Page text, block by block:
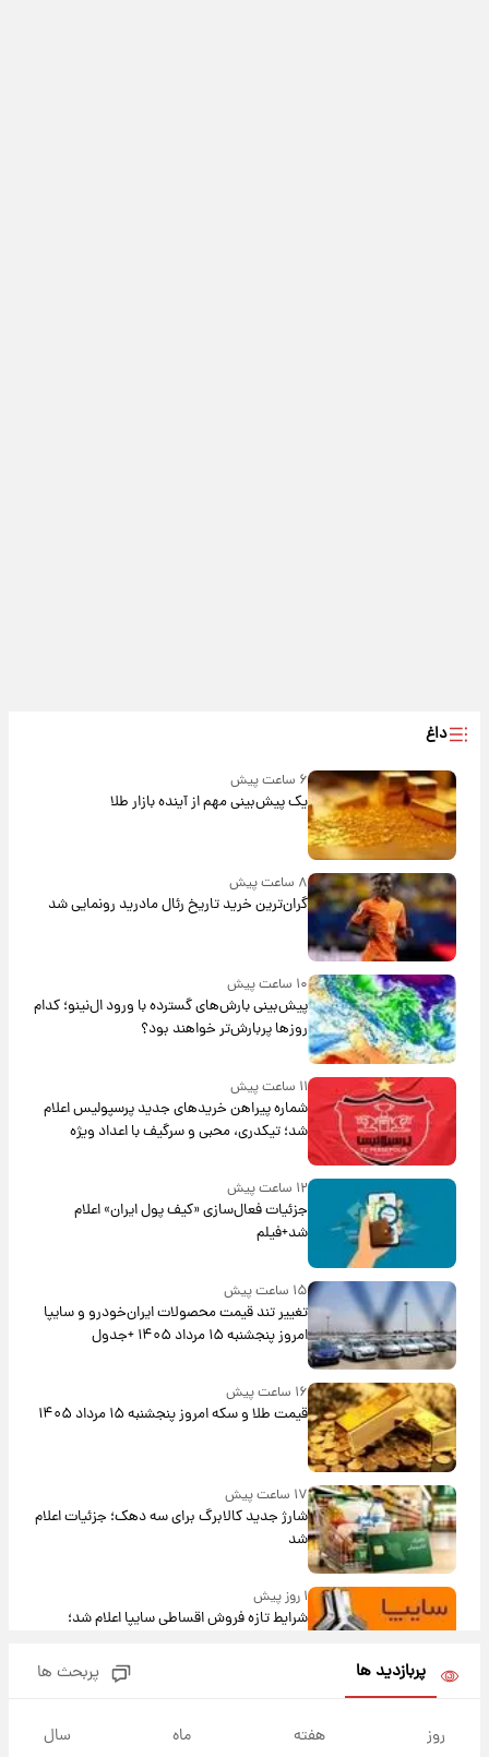
داغ
۶ ساعت پیش
یک پیش‌بینی مهم از آینده بازار طلا
۸ ساعت پیش
گران‌ترین خرید تاریخ رئال مادرید رونمایی شد
۱۰ ساعت پیش
پیش‌بینی بارش‌های گسترده با ورود ال‌نینو؛ کدام
روزها پربارش‌تر خواهند بود؟
۱۱ ساعت پیش
شماره پیراهن خریدهای جدید پرسپولیس اعلام
شد؛ تیکدری، محبی و سرگیف با اعداد ویژه
۱۲ ساعت پیش
جزئیات فعال‌سازی «کیف پول ایران» اعلام
شد+فیلم
۱۵ ساعت پیش
تغییر تند قیمت محصولات ایران‌خودرو و سایپا
امروز پنجشنبه ۱۵ مرداد ۱۴۰۵ +جدول
۱۶ ساعت پیش
قیمت طلا و سکه امروز پنجشنبه ۱۵ مرداد ۱۴۰۵
۱۷ ساعت پیش
شارژ جدید کالابرگ برای سه دهک؛ جزئیات اعلام
شد
۱ روز پیش
شرایط تازه فروش اقساطی سایپا اعلام شد؛
قیمت سکه و طلا فردا
پربازدید ها پربحث ها
روز هفته ماه سال